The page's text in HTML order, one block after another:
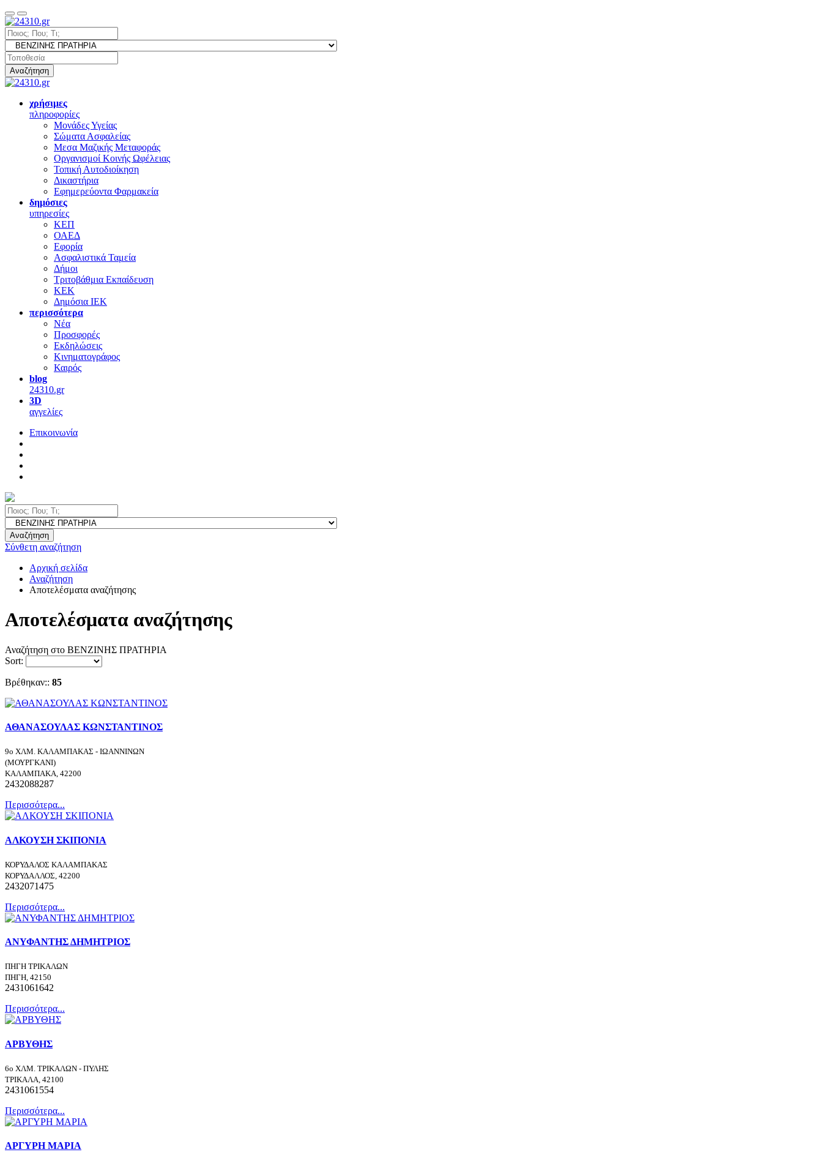
Αναζήτηση
χρήσιμες
πληροφορίες
Μονάδες Υγείας
Σώματα Ασφαλείας
Μεσα Μαζικής Μεταφοράς
Οργανισμοί Κοινής Ωφέλειας
Τοπική Αυτοδιοίκηση
Δικαστήρια
Εφημερεύοντα Φαρμακεία
δημόσιες
υπηρεσίες
ΚΕΠ
ΟΑΕΔ
Εφορία
Ασφαλιστικά Ταμεία
Δήμοι
Τριτοβάθμια Εκπαίδευση
ΚΕΚ
Δημόσια ΙΕΚ
περισσότερα
Νέα
Προσφορές
Εκδηλώσεις
Κινηματογράφος
Καιρός
blog
24310.gr
3D
αγγελίες
Επικοινωνία
Αναζήτηση
Σύνθετη αναζήτηση
Αρχική σελίδα
Αναζήτηση
Αποτελέσματα αναζήτησης
Αποτελέσματα αναζήτησης
Αναζήτηση στο ΒΕΝΖΙΝΗΣ ΠΡΑΤΗΡΙΑ
Sort:
Βρέθηκαν:: 85
ΑΘΑΝΑΣΟΥΛΑΣ ΚΩΝΣΤΑΝΤΙΝΟΣ
9ο ΧΛΜ. ΚΑΛΑΜΠΑΚΑΣ - ΙΩΑΝΝΙΝΩΝ
(ΜΟΥΡΓΚΑΝΙ)
ΚΑΛΑΜΠΑΚΑ, 42200
2432088287
Περισσότερα...
ΑΛΚΟΥΣΗ ΣΚΙΠΟΝΙΑ
ΚΟΡΥΔΑΛΟΣ ΚΑΛΑΜΠΑΚΑΣ
ΚΟΡΥΔΑΛΛΟΣ, 42200
2432071475
Περισσότερα...
ΑΝΥΦΑΝΤΗΣ ΔΗΜΗΤΡΙΟΣ
ΠΗΓΗ ΤΡΙΚΑΛΩΝ
ΠΗΓΗ, 42150
2431061642
Περισσότερα...
ΑΡΒΥΘΗΣ
6ο ΧΛΜ. ΤΡΙΚΑΛΩΝ - ΠΥΛΗΣ
ΤΡΙΚΑΛΑ, 42100
2431061554
Περισσότερα...
ΑΡΓΥΡΗ ΜΑΡΙΑ